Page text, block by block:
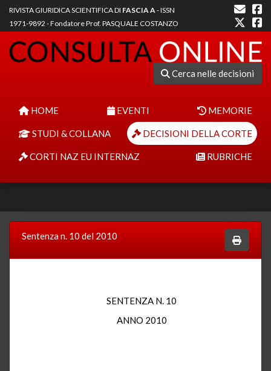
RIVISTA GIURIDICA SCIENTIFICA DI FASCIA A- ISSN
1971-9892 - Fondatore Prof. PASQUALE COSTANZO
Cerca nelle decisioni
HOME EVENTI MEMORIE
STUDI & COLLANA DECISIONI DELLA CORTE
CORTI NAZ EU INTERNAZ RUBRICHE
Sentenza n. 10 del 2010
SENTENZA N. 10
ANNO 2010